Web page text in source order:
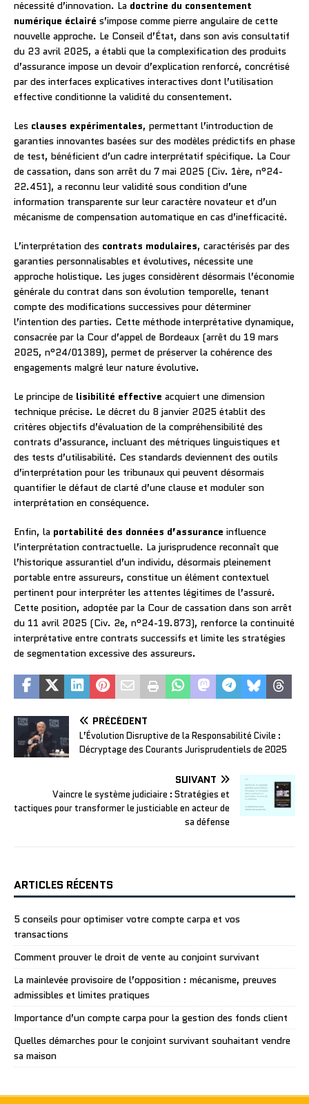
nécessité d’innovation. La doctrine du consentement
numérique éclairé s’impose comme pierre angulaire de cette
nouvelle approche. Le Conseil d’État, dans son avis consultatif
du 23 avril 2025, a établi que la complexification des produits
d’assurance impose un devoir d’explication renforcé, concrétisé
par des interfaces explicatives interactives dont l’utilisation
effective conditionne la validité du consentement.
Les clauses expérimentales, permettant l’introduction de
garanties innovantes basées sur des modèles prédictifs en phase
de test, bénéficient d’un cadre interprétatif spécifique. La Cour
de cassation, dans son arrêt du 7 mai 2025 (Civ. 1ère, n°24-
22.451), a reconnu leur validité sous condition d’une
information transparente sur leur caractère novateur et d’un
mécanisme de compensation automatique en cas d’inefficacité.
L’interprétation des contrats modulaires, caractérisés par des
garanties personnalisables et évolutives, nécessite une
approche holistique. Les juges considèrent désormais l’économie
générale du contrat dans son évolution temporelle, tenant
compte des modifications successives pour déterminer
l’intention des parties. Cette méthode interprétative dynamique,
consacrée par la Cour d’appel de Bordeaux (arrêt du 19 mars
2025, n°24/01389), permet de préserver la cohérence des
engagements malgré leur nature évolutive.
Le principe de lisibilité effective acquiert une dimension
technique précise. Le décret du 8 janvier 2025 établit des
critères objectifs d’évaluation de la compréhensibilité des
contrats d’assurance, incluant des métriques linguistiques et
des tests d’utilisabilité. Ces standards deviennent des outils
d’interprétation pour les tribunaux qui peuvent désormais
quantifier le défaut de clarté d’une clause et moduler son
interprétation en conséquence.
Enfin, la portabilité des données d’assurance influence
l’interprétation contractuelle. La jurisprudence reconnaît que
l’historique assurantiel d’un individu, désormais pleinement
portable entre assureurs, constitue un élément contextuel
pertinent pour interpréter les attentes légitimes de l’assuré.
Cette position, adoptée par la Cour de cassation dans son arrêt
du 11 avril 2025 (Civ. 2e, n°24-19.873), renforce la continuité
interprétative entre contrats successifs et limite les stratégies
de segmentation excessive des assureurs.
PRÉCÉDENT
L’Évolution Disruptive de la Responsabilité Civile :
Décryptage des Courants Jurisprudentiels de 2025
SUIVANT
Vaincre le système judiciaire : Stratégies et
tactiques pour transformer le justiciable en acteur de
sa défense
ARTICLES RÉCENTS
5 conseils pour optimiser votre compte carpa et vos
transactions
Comment prouver le droit de vente au conjoint survivant
La mainlevée provisoire de l’opposition : mécanisme, preuves
admissibles et limites pratiques
Importance d’un compte carpa pour la gestion des fonds client
Quelles démarches pour le conjoint survivant souhaitant vendre
sa maison